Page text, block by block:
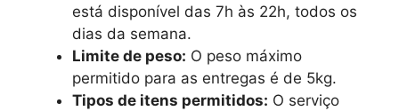
está disponível das 7h às 22h, todos os
dias da semana.
Limite de peso: O peso máximo
permitido para as entregas é de 5kg.
Tipos de itens permitidos: O serviço